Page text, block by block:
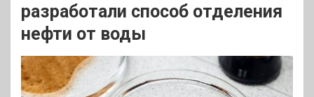
разработали способ отделения
нефти от воды